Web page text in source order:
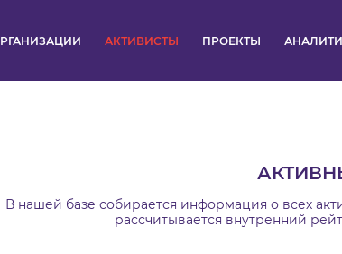
АКТИВИСТЫ ПРОЕКТЫ
ОРГАНИЗАЦИИ
В нашей базе собирается информация о всех
рассчитывается внутренний